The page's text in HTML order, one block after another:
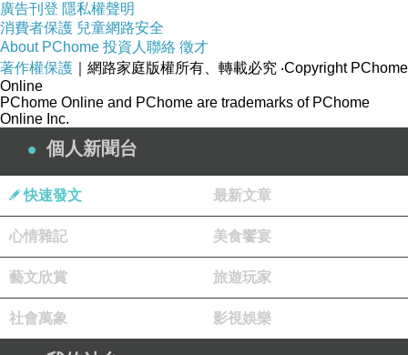
讓我們期待吧
上一篇：第十九屆蕭邦鋼琴大賽．決賽名單
廣告刊登 隱私權聲明
消費者保護 兒童網路安全
About PChome 投資人聯絡 徵才
著作權保護 ｜網路家庭版權所有、轉載必究 ‧Copyright PChome
Online
PChome Online and PChome are trademarks of PChome
Online Inc.
個人新聞台
快速發文 最新文章
心情雜記 美食饗宴
藝文欣賞 旅遊玩家
社會萬象 影視娛樂